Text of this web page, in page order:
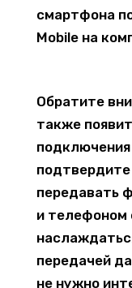
смартфона
Mobile на
Обратите
также
передавать
и телефоном
передачей
не нужно